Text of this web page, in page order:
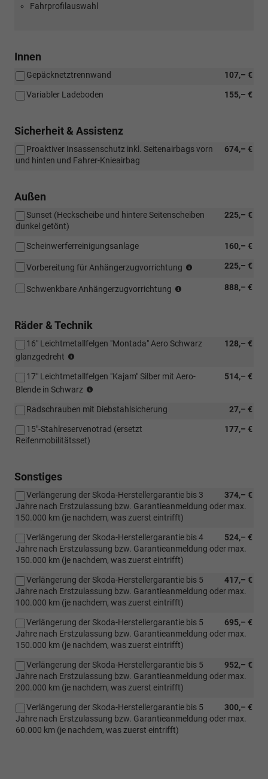
Fahrprofilauswahl
Innen
107,– €
Gepäcknetztrennwand
155,– €
Variabler Ladeboden
Sicherheit & Assistenz
674,– €
Proaktiver Insassenschutz inkl. Seitenairbags vorn
und hinten und Fahrer-Knieairbag
Außen
225,– €
Sunset (Heckscheibe und hintere Seitenscheiben
dunkel getönt)
160,– €
Scheinwerferreinigungsanlage
225,– €
Vorbereitung für Anhängerzugvorrichtung
Verbindung888,– €
Schwenkbare Anhängerzugvorrichtung
Vorbereitung
Räder & Technik
128,– €
16" Leichtmetallfelgen "Montada" Aero Schwarz
glanzgedreht
R16
514,– €
17" Leichtmetallfelgen "Kajam" Silber mit Aero-
Blende in Schwarz
R17
27,– €
Radschrauben mit Diebstahlsicherung
177,– €
15"-Stahlreservenotrad (ersetzt
Reifenmobilitätsset)
Sonstiges
374,– €
Verlängerung der Skoda-Herstellergarantie bis 3
Jahre nach Erstzulassung bzw. Garantieanmeldung oder max.
150.000 km (je nachdem, was zuerst eintrifft)
524,– €
Verlängerung der Skoda-Herstellergarantie bis 4
Jahre nach Erstzulassung bzw. Garantieanmeldung oder max.
150.000 km (je nachdem, was zuerst eintrifft)
417,– €
Verlängerung der Skoda-Herstellergarantie bis 5
Jahre nach Erstzulassung bzw. Garantieanmeldung oder max.
100.000 km (je nachdem, was zuerst eintrifft)
695,– €
Verlängerung der Skoda-Herstellergarantie bis 5
Jahre nach Erstzulassung bzw. Garantieanmeldung oder max.
150.000 km (je nachdem, was zuerst eintrifft)
952,– €
Verlängerung der Skoda-Herstellergarantie bis 5
Jahre nach Erstzulassung bzw. Garantieanmeldung oder max.
200.000 km (je nachdem, was zuerst eintrifft)
300,– €
Verlängerung der Skoda-Herstellergarantie bis 5
Jahre nach Erstzulassung bzw. Garantieanmeldung oder max.
60.000 km (je nachdem, was zuerst eintrifft)